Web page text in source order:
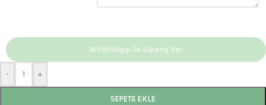
- +
SEPETE EKLE
WhatsApp ile Sipariş Ver